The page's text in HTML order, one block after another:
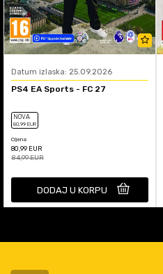
Datum izlaska: 25.09.2026
PS4 EA Sports - FC 27
NOVA
80,99 EUR
Cijena
80,99 EUR
84,99EUR
DODAJ U KORPU